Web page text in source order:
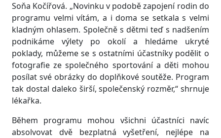
Soňa Kočířová. „Novinku v podobě zapojení rodin do
programu velmi vítám, a i doma se setkala s velmi
kladným ohlasem. Společně s dětmi teď s nadšením
podnikáme výlety po okolí a hledáme ukryté
poklady, můžeme se s ostatními účastníky podělit o
fotografie ze společného sportování a děti mohou
posílat své obrázky do doplňkové soutěže. Program
tak dostal daleko širší, společenský rozměr,“ shrnuje
lékařka.
Během programu mohou všichni účastníci navíc
absolvovat dvě bezplatná vyšetření, nejlépe na